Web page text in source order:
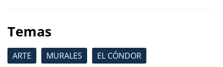
Temas
ARTE MURALES EL CÓNDOR